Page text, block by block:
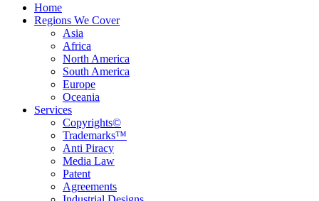
Home
Regions We Cover
Asia
Africa
North America
South America
Europe
Oceania
Services
Copyrights©
Trademarks™
Anti Piracy
Media Law
Patent
Agreements